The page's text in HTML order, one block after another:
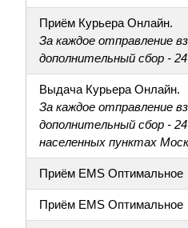
Приём Курьера Онлайн.
За каждое отправление
дополнительный сбор -
Выдача Курьера Онлайн.
За каждое отправление
дополнительный сбор -
населенных пунктах
Приём EMS Оптимальное
Приём EMS Оптимальное